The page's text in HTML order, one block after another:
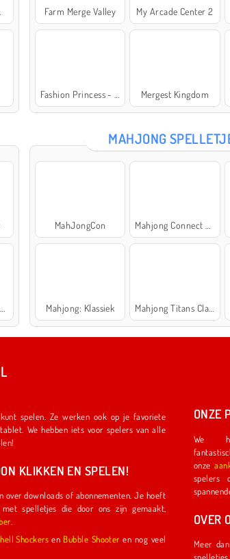
Farm Merge Valley My Arcade Center 2
Mergest Kingdom
MAHJONG
MahJongCon
Mahjong: Klassiek
spelen!
KLIKKEN EN SPELEN!
Shell Shockers en Bubble Shooter en nog veel
ONZE
We
onze
spelers om
OVER
Meer dan